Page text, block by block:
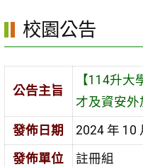
校園公告
公告主旨
【114升
才及資安外
發佈日期
2024 年 10
發佈單位
註冊組